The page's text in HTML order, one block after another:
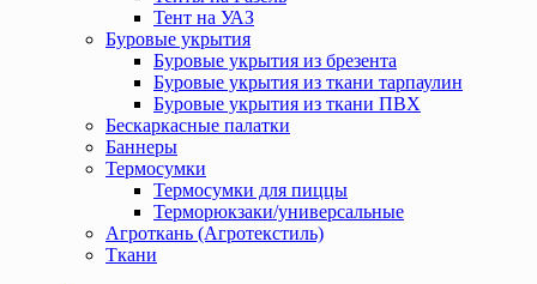
Тент на УАЗ
Буровые укрытия
Буровые укрытия из брезента
Буровые укрытия из ткани тарпаулин
Буровые укрытия из ткани ПВХ
Бескаркасные палатки
Баннеры
Термосумки
Термосумки для пиццы
Терморюкзаки/универсальные
Агроткань (Агротекстиль)
Ткани